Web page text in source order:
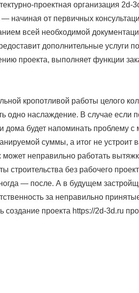
проектная организация 2d-
начиная от первичных
всей необходимой
дополнительные услуги
проекта, выполняет функции
кропотливой работы целого
одно наслаждение. В случае если
дома будет напоминать проблему
суммы, а итог не устроит
неправильно работать
строительства без рабочего
— после. А в будущем
за неправильно
создание проекта https://2d-3d.ru